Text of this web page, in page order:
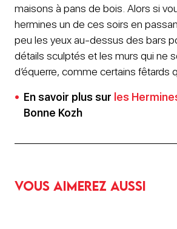
maisons à pans de bois. Alors si
hermines un de ces soirs en
peu les yeux au-dessus des bars
détails sculptés et les murs qui ne
d’équerre, comme certains fêtards
En savoir plus sur les
Bonne Kozh
Vous aimerez aussi